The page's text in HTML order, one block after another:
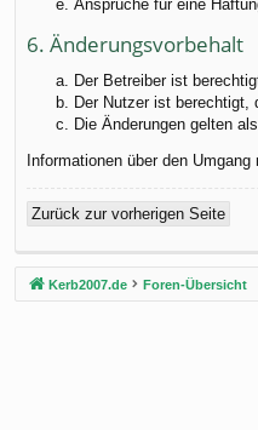
Ansprüche für eine
6. Änderungsvorbehalt
Der Betreiber ist
Der Nutzer ist berechtigt,
Die Änderungen gelten
Informationen über den
Zurück zur vorherigen Seite
Kerb2007.de Foren-Übersicht